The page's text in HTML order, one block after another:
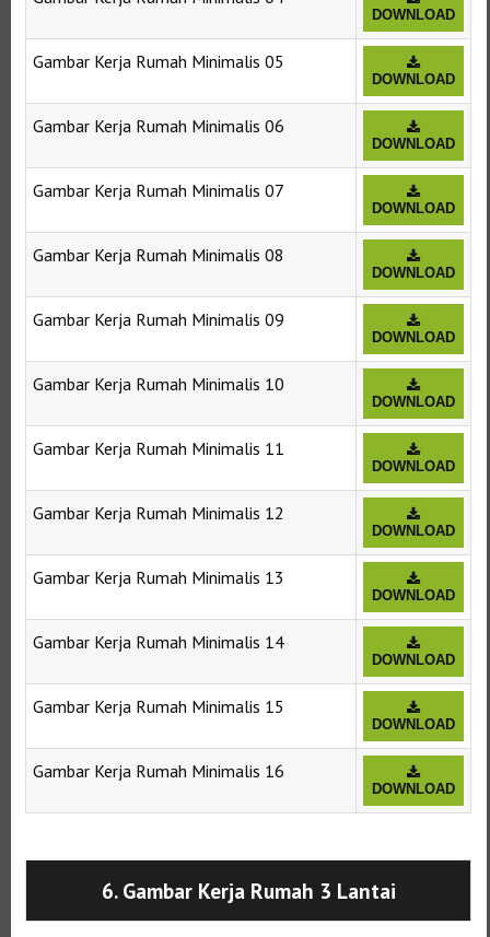
DOWNLOAD
Gambar Kerja Rumah Minimalis 05
DOWNLOAD
Gambar Kerja Rumah Minimalis 06
DOWNLOAD
Gambar Kerja Rumah Minimalis 07
DOWNLOAD
Gambar Kerja Rumah Minimalis 08
DOWNLOAD
Gambar Kerja Rumah Minimalis 09
DOWNLOAD
Gambar Kerja Rumah Minimalis 10
DOWNLOAD
Gambar Kerja Rumah Minimalis 11
DOWNLOAD
Gambar Kerja Rumah Minimalis 12
DOWNLOAD
Gambar Kerja Rumah Minimalis 13
DOWNLOAD
Gambar Kerja Rumah Minimalis 14
DOWNLOAD
Gambar Kerja Rumah Minimalis 15
DOWNLOAD
Gambar Kerja Rumah Minimalis 16
DOWNLOAD
6. Gambar Kerja Rumah 3 Lantai